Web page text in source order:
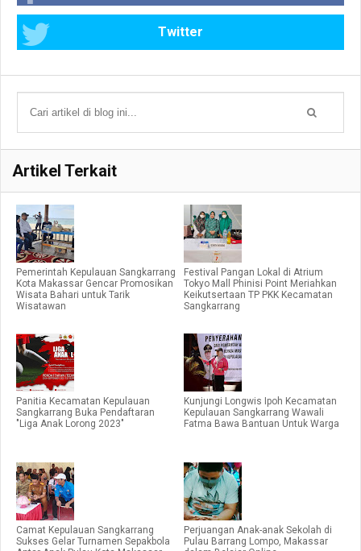
Twitter
Artikel Terkait
Pemerintah Kepulauan Sangkarrang
Kota Makassar Gencar Promosikan
Wisata Bahari untuk Tarik
Wisatawan
Festival Pangan Lokal di Atrium
Tokyo Mall Phinisi Point Meriahkan
Keikutsertaan TP PKK Kecamatan
Sangkarrang
Panitia Kecamatan Kepulauan
Sangkarrang Buka Pendaftaran
"Liga Anak Lorong 2023"
Kunjungi Longwis Ipoh Kecamatan
Kepulauan Sangkarrang Wawali
Fatma Bawa Bantuan Untuk Warga
Camat Kepulauan Sangkarrang
Sukses Gelar Turnamen Sepakbola
Perjuangan Anak-anak Sekolah di
Pulau Barrang Lompo, Makassar